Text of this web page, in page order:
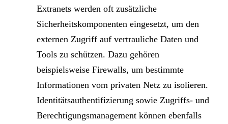
Extranets werden oft zusätzliche
Sicherheitskomponenten eingesetzt, um den
externen Zugriff auf vertrauliche Daten und
Tools zu schützen. Dazu gehören
beispielsweise Firewalls, um bestimmte
Informationen vom privaten Netz zu isolieren.
Identitätsauthentifizierung sowie Zugriffs- und
Berechtigungsmanagement können ebenfalls